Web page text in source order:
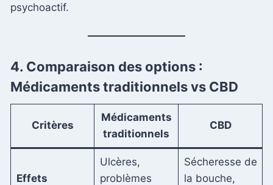
psychoactif.
4. Comparaison des options :
Médicaments traditionnels vs CBD
Critères
Médicaments
traditionnels
CBD
Effets
Ulcères,
problèmes
Sécheresse de
la bouche,